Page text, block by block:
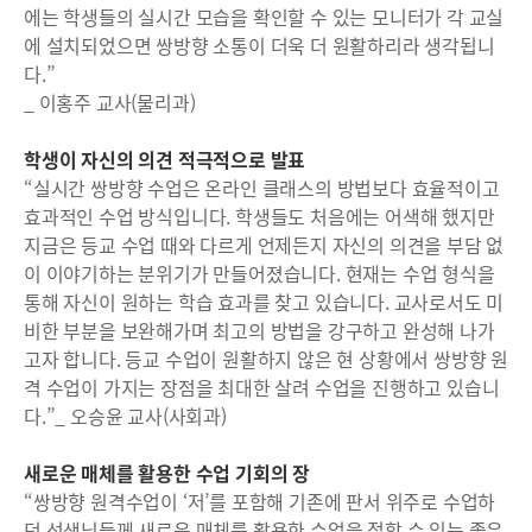
에는 학생들의 실시간 모습을 확인할 수 있는 모니터가 각 교실
에 설치되었으면 쌍방향 소통이 더욱 더 원활하리라 생각됩니
다.”
_ 이홍주 교사(물리과)
학생이 자신의 의견 적극적으로 발표
“실시간 쌍방향 수업은 온라인 클래스의 방법보다 효율적이고
효과적인 수업 방식입니다. 학생들도 처음에는 어색해 했지만
지금은 등교 수업 때와 다르게 언제든지 자신의 의견을 부담 없
이 이야기하는 분위기가 만들어졌습니다. 현재는 수업 형식을
통해 자신이 원하는 학습 효과를 찾고 있습니다. 교사로서도 미
비한 부분을 보완해가며 최고의 방법을 강구하고 완성해 나가
고자 합니다. 등교 수업이 원활하지 않은 현 상황에서 쌍방향 원
격 수업이 가지는 장점을 최대한 살려 수업을 진행하고 있습니
다.”_ 오승윤 교사(사회과)
새로운 매체를 활용한 수업 기회의 장
“쌍방향 원격수업이 ‘저’를 포함해 기존에 판서 위주로 수업하